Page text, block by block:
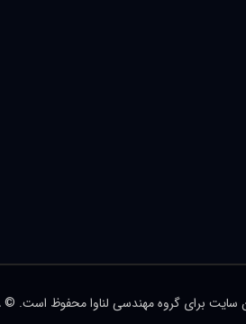
برای گروه مهندسی لناوا محفوظ است. © ۱۳۹۸-۱۴۰٢